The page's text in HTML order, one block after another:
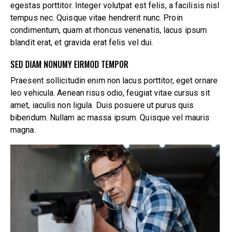
egestas porttitor. Integer volutpat est felis, a facilisis nisl
tempus nec. Quisque vitae hendrerit nunc. Proin
condimentum, quam at rhoncus venenatis, lacus ipsum
blandit erat, et gravida erat felis vel dui.
SED DIAM NONUMY EIRMOD TEMPOR
Praesent sollicitudin enim non lacus porttitor, eget ornare
leo vehicula. Aenean risus odio, feugiat vitae cursus sit
amet, iaculis non ligula. Duis posuere ut purus quis
bibendum. Nullam ac massa ipsum. Quisque vel mauris
magna.